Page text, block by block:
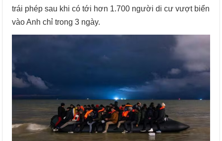
trái phép sau khi có tới hơn 1.700 người di cư vượt biển
vào Anh chỉ trong 3 ngày.